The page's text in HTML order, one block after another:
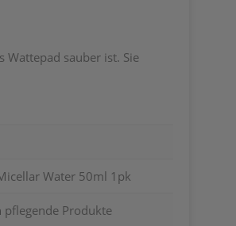
Wattepad sauber ist. Sie
Water 50ml 1pk
pflegende Produkte